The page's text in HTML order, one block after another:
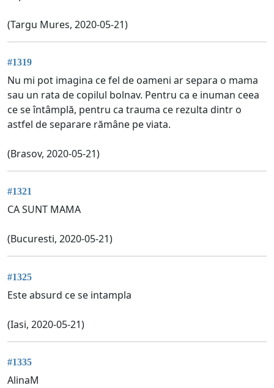
(Targu Mures, 2020-05-21)
#1319
Nu mi pot imagina ce fel de oameni ar separa o mama
sau un rata de copilul bolnav. Pentru ca e inuman ceea
ce se întâmplă, pentru ca trauma ce rezulta dintr o
astfel de separare rămâne pe viata.
(Brasov, 2020-05-21)
#1321
CA SUNT MAMA
(Bucuresti, 2020-05-21)
#1325
Este absurd ce se intampla
(Iasi, 2020-05-21)
#1335
AlinaM